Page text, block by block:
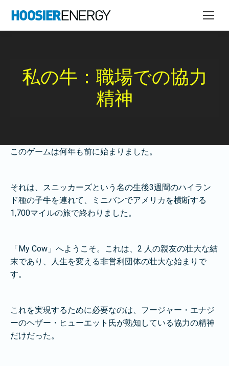
私の牛：職場での協力
精神
このゲームは何年も前に始まりました。
それは、スニッカーズという名の生後3週間のハイラン
ド種の子牛を連れて、ミニバンでアメリカを横断する
1,700マイルの旅で終わりました。
「My Cow」へようこそ。これは、2 人の親友の壮大な結
末であり、人生を変える非営利団体の壮大な始まりで
す。
これを実現するために必要なのは、フージャー・エナジ
ーのヘザー・ヒューエット氏が熟知している協力の精神
だけだった。